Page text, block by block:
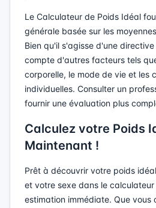
Le Calculateur de Poids Idéal
générale basée sur les
Bien qu'il s'agisse d'une
compte d'autres facteurs tels
corporelle, le mode de vie et les
individuelles. Consulter un
fournir une évaluation plus
Calculez votre Poids
Maintenant !
Prêt à découvrir votre poids
et votre sexe dans le
estimation immédiate. Que